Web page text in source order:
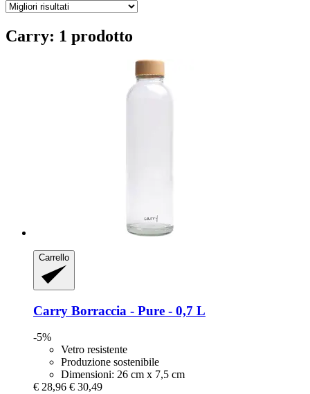
Carry: 1 prodotto
Carrello
Carry Borraccia -​ Pure -​ 0,7 L
-5%
Vetro resistente
Produzione sostenibile
Dimensioni: 26 cm x 7,5 cm
€ 28,96 € 30,49